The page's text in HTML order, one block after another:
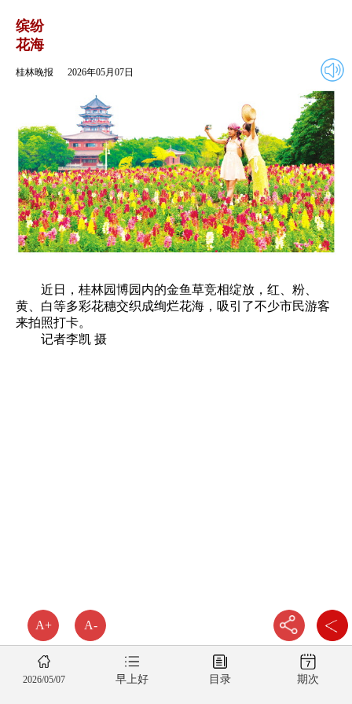
A+ A-
缤纷
花海
桂林晚报 2026年05月07日
近日，桂林园博园内的金鱼草竞相绽放，红、粉、
黄、白等多彩花穗交织成绚烂花海，吸引了不少市民游客
来拍照打卡。
记者李凯 摄
2026/05/07 早上好 目录 期次